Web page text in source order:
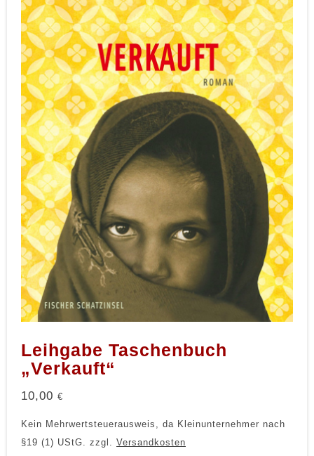
Leihgabe Taschenbuch
„Verkauft“
10,00 €
Kein Mehrwertsteuerausweis, da Kleinunternehmer nach
§19 (1) UStG. zzgl. Versandkosten